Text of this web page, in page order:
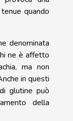
quando
denominata
ne è affetto
ma non
in questi
glutine può
della